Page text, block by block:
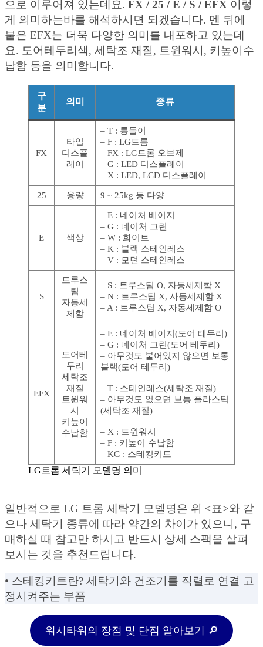
으로 이루어져 있는데요. FX / 25 / E / S / EFX 이렇
게 의미하는바를 해석하시면 되겠습니다. 멘 뒤에
붙은 EFX는 더욱 다양한 의미를 내포하고 있는데
요. 도어테두리색, 세탁조 재질, 트윈워시, 키높이수
납함 등을 의미합니다.
구
분
의미 종류
FX
타입
디스플
레이
– T : 통돌이
– F : LG트롬
– FX : LG트롬 오브제
– G : LED 디스플레이
– X : LED, LCD 디스플레이
25 용량 9 ~ 25kg 등 다양
E 색상
– E : 네이처 베이지
– G : 네이처 그린
– W : 화이트
– K : 블랙 스테인레스
– V : 모던 스테인레스
S
트루스
팀
자동세
제함
– S : 트루스팀 O, 자동세제함 X
– N : 트루스팀 X, 사동세제함 X
– A : 트루스팀 X, 자동세제함 O
EFX
도어테
두리
세탁조
재질
트윈워
시
키높이
수납함
– E : 네이처 베이지(도어 테두리)
– G : 네이처 그린(도어 테두리)
– 아무것도 붙어있지 않으면 보통
블랙(도어 테두리)
– T : 스테인레스(세탁조 재질)
– 아무것도 없으면 보통 플라스틱
(세탁조 재질)
– X : 트윈워시
– F : 키높이 수납함
– KG : 스테킹키트
LG트롭 세탁기 모델명 의미
일반적으로 LG 트롬 세탁기 모델명은 위 <표>와 같
으나 세탁기 종류에 따라 약간의 차이가 있으니, 구
매하실 때 참고만 하시고 반드시 상세 스팩을 살펴
보시는 것을 추천드립니다.
• 스테킹키트란? 세탁기와 건조기를 직렬로 연결 고
정시켜주는 부품
워시타워의 장점 및 단점 알아보기 🔎